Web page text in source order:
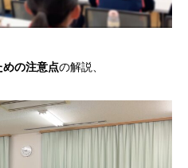
めの注意点の解説、